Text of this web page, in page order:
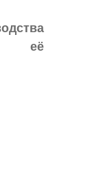
её